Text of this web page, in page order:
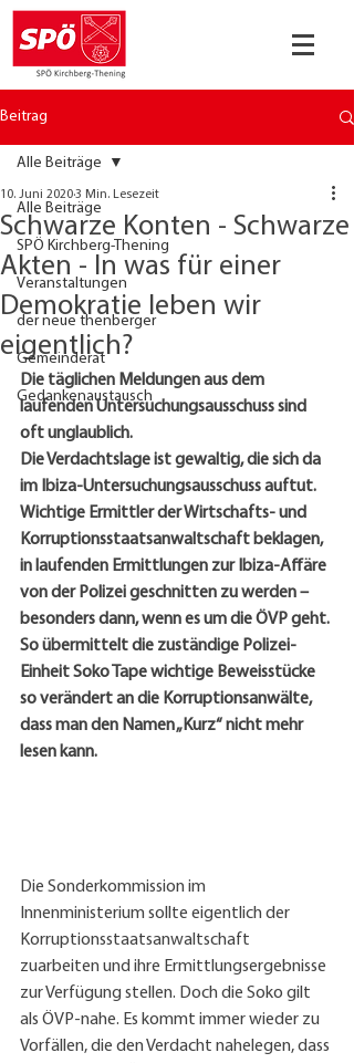
Beitrag
Alle Beiträge
SPÖ Kirchberg-Thening
Veranstaltungen
der neue thenberger
Gemeinderat
Gedankenaustausch
Alle Beiträge
Schwarze Konten - Schwarze
Akten - In was für einer
Demokratie leben wir
eigentlich?
10. Juni 20203 Min. Lesezeit
Die täglichen Meldungen aus dem
laufenden Untersuchungsausschuss sind
oft unglaublich.
Die Verdachtslage ist gewaltig, die sich da
im Ibiza-Untersuchungsausschuss auftut.
Wichtige Ermittler der Wirtschafts- und
Korruptionsstaatsanwaltschaft beklagen,
in laufenden Ermittlungen zur Ibiza-Affäre
von der Polizei geschnitten zu werden –
besonders dann, wenn es um die ÖVP geht.
So übermittelt die zuständige Polizei-
Einheit Soko Tape wichtige Beweisstücke
so verändert an die Korruptionsanwälte,
dass man den Namen „Kurz“ nicht mehr
lesen kann.
Die Sonderkommission im
Innenministerium sollte eigentlich der
Korruptionsstaatsanwaltschaft
zuarbeiten und ihre Ermittlungsergebnisse
zur Verfügung stellen. Doch die Soko gilt
als ÖVP-nahe. Es kommt immer wieder zu
Vorfällen, die den Verdacht nahelegen, dass